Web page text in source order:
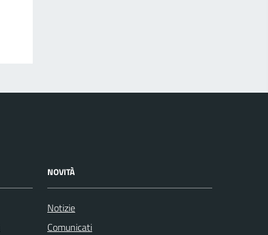
NOVITÀ
Notizie
Comunicati